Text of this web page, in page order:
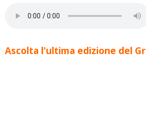
Ascolta l'ultima edizione del Gr